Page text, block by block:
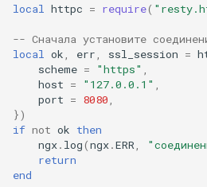
loop-detect
lua-upstream
markdown
local httpc = require(
-- Сначала установите
local
ok err ssl_session =
scheme = "https"
host = "127.0.0.1"
port = 8080
})
if not ok then
ngx. log(ngx.ERR
return
end